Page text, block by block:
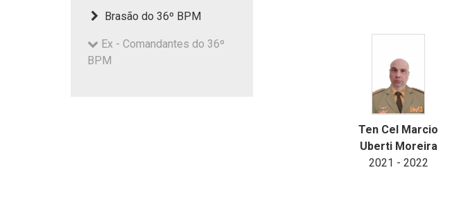
Brasão do 36º BPM
Ex - Comandantes do 36º
BPM
Ten Cel Marcio
Uberti Moreira
2021 - 2022